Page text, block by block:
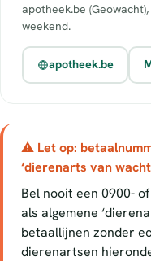
apotheek.be
weekend.
apotheek.be
⚠ Let op:
‘dierenarts van
Bel nooit een 0900-
als algemene
betaallijnen zonder
dierenartsen